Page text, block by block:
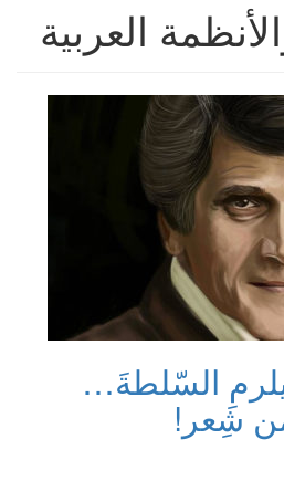
العربية
السّلطةَ…
شِعر!